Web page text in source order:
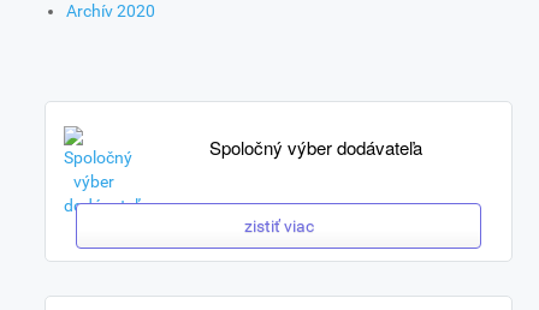
Archív 2020
Spoločný výber dodávateľa
zistiť viac